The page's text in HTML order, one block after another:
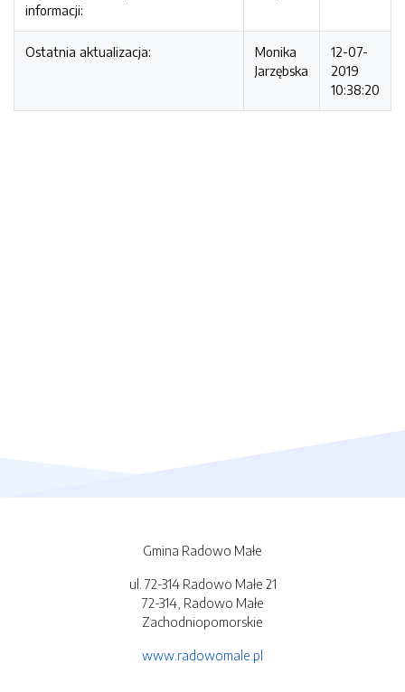
informacji:
Ostatnia aktualizacja:
Monika
Jarzębska
12-07-
2019
10:38:20
Gmina Radowo Małe
ul. 72-314 Radowo Małe 21
72-314, Radowo Małe
Zachodniopomorskie
www.radowomale.pl